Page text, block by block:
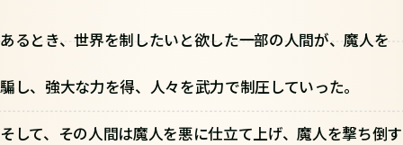
あるとき、世界を制したいと欲した一部の人間が、魔人を
騙し、強大な力を得、人々を武力で制圧していった。
そして、その人間は魔人を悪に仕立て上げ、魔人を撃ち倒す